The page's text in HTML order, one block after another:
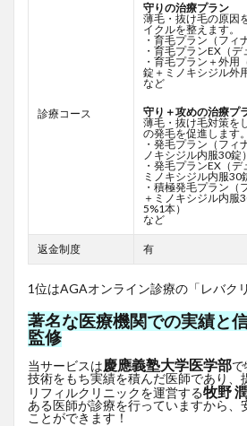
診療コース
守りの治療プラン
薄毛・抜け毛の原因
イクルを整えます。
・育毛プラン（フィ
・育毛プランEX（
・育毛プラン＋外用
錠＋ミノキシジル外
など
守り＋攻めの治療プ
薄毛・抜け毛対策を
の発毛を促進します。
・発毛プラン（フィ
ノキシジル内服30錠）
・発毛プランEX（
ミノキシジル内服30
・積極発毛プラン（
＋ミノキシジル内服
5%1本）
など
返金制度 有
1位はAGAオンライン診療の「レバク
著名な医療機関での実績と
監修
当サービスは慶應義塾大学医学部
技術をもち実績を積んだ医師であり、
リフィルクリニックを運営する牧野
ある医師が診療を行っていますから、
ことができます！